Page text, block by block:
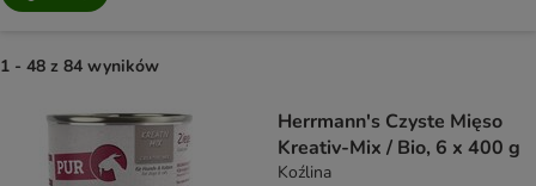
1 - 48 z 84 wyników
Herrmann's Czyste Mięso
Kreativ-Mix / Bio, 6 x 400 g
Koźlina